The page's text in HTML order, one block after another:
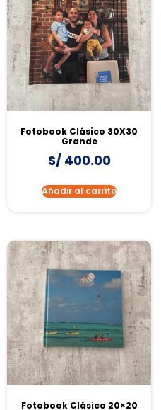
Fotobook Clásico 30X30
Grande
S/400.00
Añadir al carrito
Fotobook Clásico 20×20